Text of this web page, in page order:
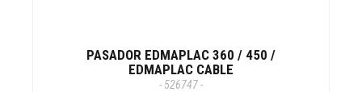
PASADOR EDMAPLAC 360 / 450 /
EDMAPLAC CABLE
- 526747 -